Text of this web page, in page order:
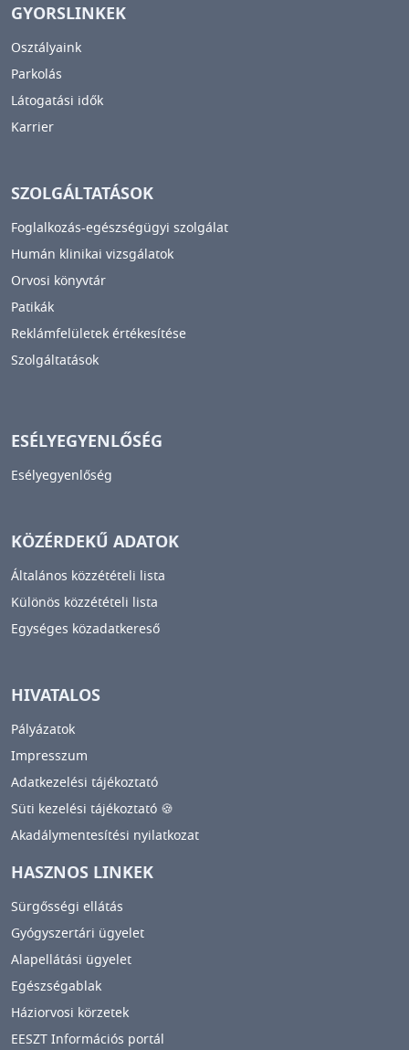
GYORSLINKEK
Osztályaink
Parkolás
Látogatási idők
Karrier
SZOLGÁLTATÁSOK
Foglalkozás-egészségügyi szolgálat
Humán klinikai vizsgálatok
Orvosi könyvtár
Patikák
Reklámfelületek értékesítése
Szolgáltatások
ESÉLYEGYENLŐSÉG
Esélyegyenlőség
KÖZÉRDEKŰ ADATOK
Általános közzétételi lista
Különös közzétételi lista
Egységes közadatkereső
HIVATALOS
Pályázatok
Impresszum
Adatkezelési tájékoztató
Süti kezelési tájékoztató 🍪
Akadálymentesítési nyilatkozat
HASZNOS LINKEK
Sürgősségi ellátás
Gyógyszertári ügyelet
Alapellátási ügyelet
Egészségablak
Háziorvosi körzetek
EESZT Információs portál